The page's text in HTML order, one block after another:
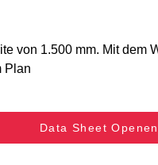
von 1.500 mm. Mit dem
Plan
Data Sheet Openen